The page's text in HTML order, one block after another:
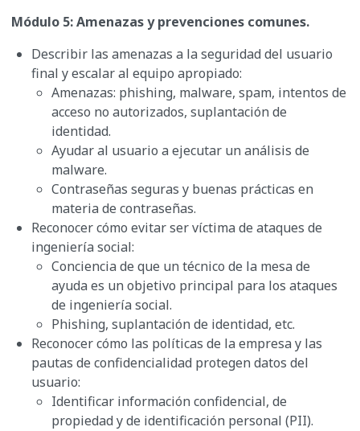
Módulo 5: Amenazas y prevenciones comunes.
Describir las amenazas a la seguridad del usuario
final y escalar al equipo apropiado:
Amenazas: phishing, malware, spam, intentos de
acceso no autorizados, suplantación de
identidad.
Ayudar al usuario a ejecutar un análisis de
malware.
Contraseñas seguras y buenas prácticas en
materia de contraseñas.
Reconocer cómo evitar ser víctima de ataques de
ingeniería social:
Conciencia de que un técnico de la mesa de
ayuda es un objetivo principal para los ataques
de ingeniería social.
Phishing, suplantación de identidad, etc.
Reconocer cómo las políticas de la empresa y las
pautas de confidencialidad protegen datos del
usuario:
Identificar información confidencial, de
propiedad y de identificación personal (PII).